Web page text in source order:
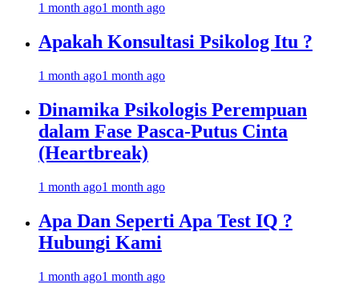
1 month ago1 month ago
Apakah Konsultasi Psikolog Itu ?
1 month ago1 month ago
Dinamika Psikologis Perempuan
dalam Fase Pasca-Putus Cinta
(Heartbreak)
1 month ago1 month ago
Apa Dan Seperti Apa Test IQ ?
Hubungi Kami
1 month ago1 month ago